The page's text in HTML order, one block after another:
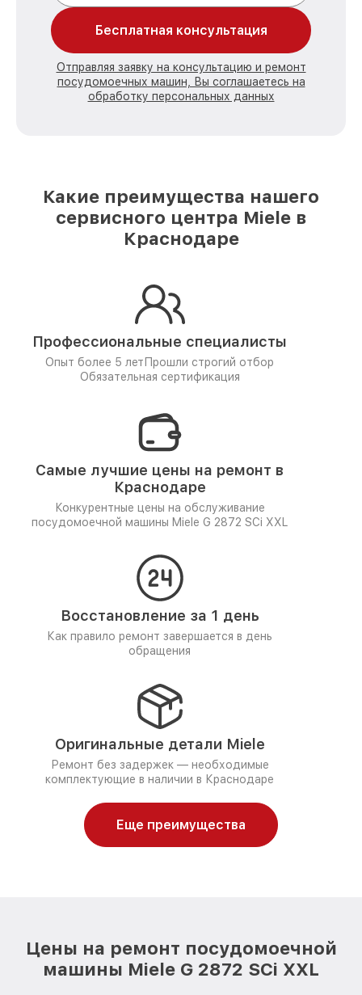
Бесплатная консультация
Отправляя заявку на консультацию и ремонт
посудомоечных машин, Вы соглашаетесь на
обработку персональных данных
Какие преимущества нашего
сервисного центра Miele в
Краснодаре
Профессиональные специалисты
Опыт более 5 лет Прошли строгий отбор
Обязательная сертификация
Самые лучшие цены на ремонт в
Краснодаре
Конкурентные цены на обслуживание
посудомоечной машины Miele G 2872 SCi XXL
Восстановление за 1 день
Как правило ремонт завершается в день
обращения
Оригинальные детали Miele
Ремонт без задержек — необходимые
комплектующие в наличии в Краснодаре
Еще преимущества
Цены на ремонт посудомоечной
машины Miele G 2872 SCi XXL